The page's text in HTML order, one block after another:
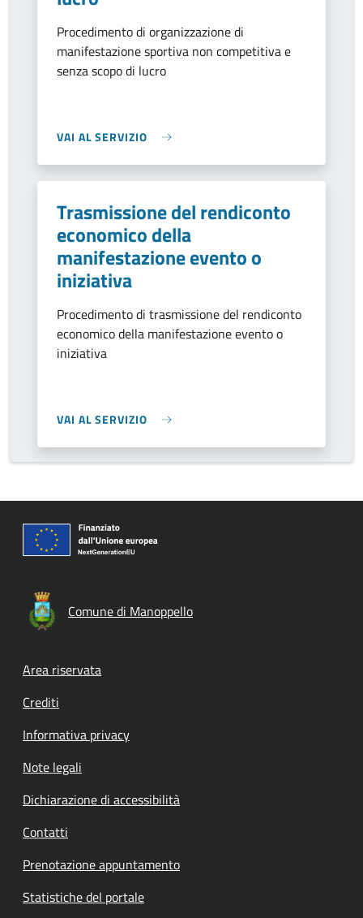
Procedimento di organizzazione di
manifestazione sportiva non competitiva e
senza scopo di lucro
VAI AL SERVIZIO
Trasmissione del rendiconto
economico della
manifestazione evento o
iniziativa
Procedimento di trasmissione del rendiconto
economico della manifestazione evento o
iniziativa
VAI AL SERVIZIO
Comune di Manoppello
Footer menu
Area riservata
Crediti
Informativa privacy
Note legali
Dichiarazione di accessibilità
Contatti
Prenotazione appuntamento
Statistiche del portale